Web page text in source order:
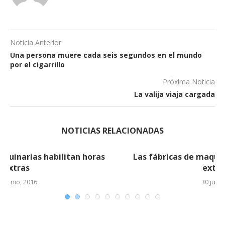
Noticia Anterior
Una persona muere cada seis segundos en el mundo
por el cigarrillo
Próxima Noticia
La valija viaja cargada
NOTICIAS RELACIONADAS
Las fábricas de maquinarias habilitan horas